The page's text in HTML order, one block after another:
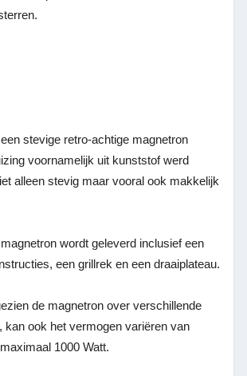
stevige retro-achtige magnetron
voornamelijk uit kunststof werd
alleen stevig maar vooral ook makkelijk
wordt geleverd inclusief een
een grillrek en een draaiplateau.
de magnetron over verschillende
kan ook het vermogen variëren van
1000 Watt.